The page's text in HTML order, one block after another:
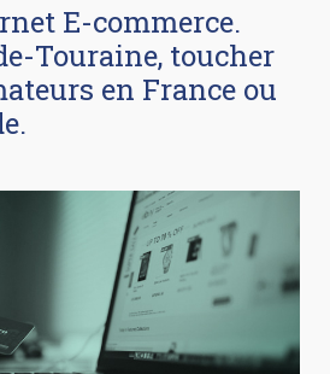
E-commerce.
Touraine, toucher
en France ou